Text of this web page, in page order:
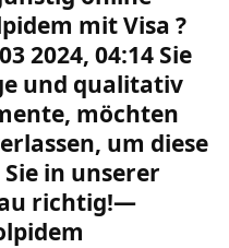
mit Visa ?
2024, 04:14 Sie
und qualitativ
möchten
um diese
in unserer
richtig!—